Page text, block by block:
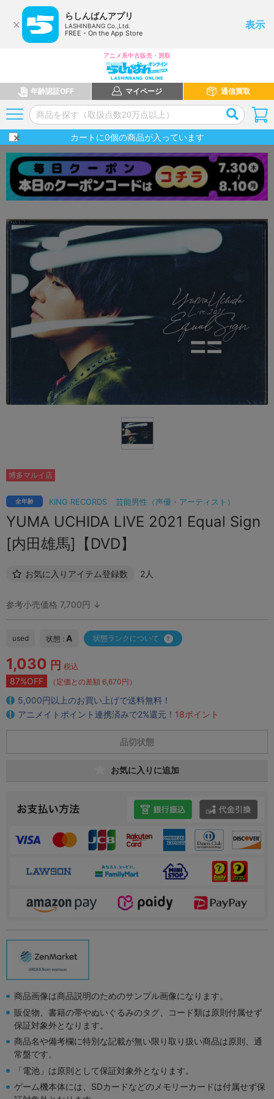
らしんばんアプリ
LASHINBANG Co.,Ltd.
FREE - On the App Store
表示
アニメ系中古販売・買取
年齢認証OFF マイページ 通信買取
カートに0個の商品が入っています
KING RECORDS 芸能男性（声優・アーティスト）
全年齢
YUMA UCHIDA LIVE 2021 Equal Sign
[内田雄馬]【DVD】
お気に入りアイテム登録数 2人
博多マルイ店
参考小売価格 7,700円 ↓
used 状態 : A 状態ランクについて
1,030 円 税込
87%OFF （定価との差額 6,670円）
5,000円以上のお買い上げで送料無料！
アニメイトポイント連携済みで2%還元！ 18ポイント
品切状態
お気に入りに追加
商品画像は商品説明のためのサンプル画像になります。
販促物、書籍の帯やぬいぐるみのタグ、コード類は原則付属せず
保証対象外となります。
商品名や備考欄に特別な記載が無い限り取り扱い商品は原則、通
常盤です。
「電池」は原則として保証対象外となります。
ゲーム機本体には、SDカードなどのメモリーカードは付属せず保